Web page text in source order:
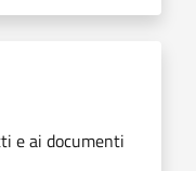
e ai documenti